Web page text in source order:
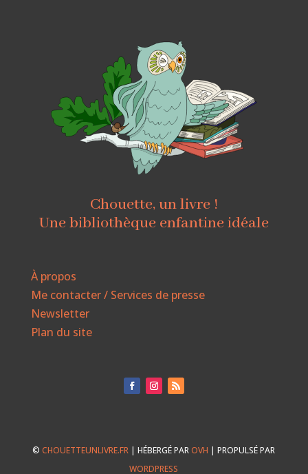
Chouette, un livre !
Une bibliothèque enfantine idéale
À propos
Me contacter / Services de presse
Newsletter
Plan du site
©CHOUETTEUNLIVRE.FR | HÉBERGÉ PAROVH | PROPULSÉ PAR
WORDPRESS